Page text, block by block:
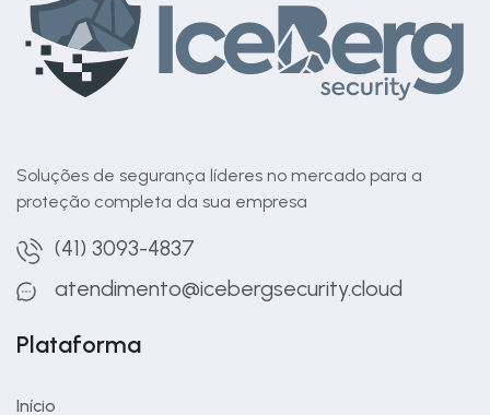
Soluções de segurança líderes no mercado para a
proteção completa da sua empresa
(41) 3093-4837
atendimento@icebergsecurity.cloud
Plataforma
Início